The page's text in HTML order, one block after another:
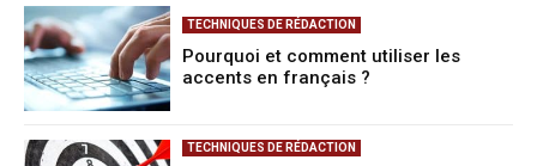
TECHNIQUES DE RÉDACTION
Pourquoi et comment utiliser les
accents en français ?
TECHNIQUES DE RÉDACTION